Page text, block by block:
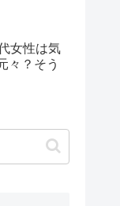
女性は気
々？そう